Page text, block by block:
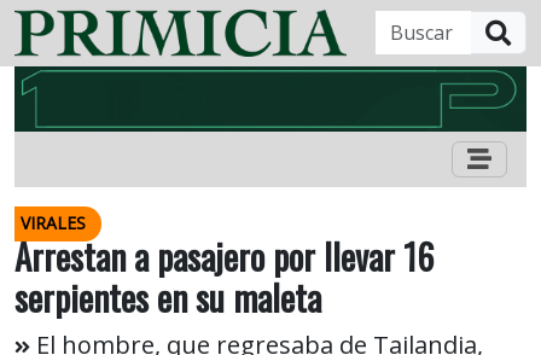
VIRALES
Arrestan a pasajero por llevar 16
serpientes en su maleta
El hombre, que regresaba de Tailandia,